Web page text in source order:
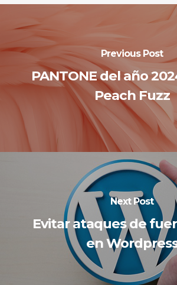
Previous Post
PANTONE del año
Peach Fuzz
Next Post
Evitar ataques de
en